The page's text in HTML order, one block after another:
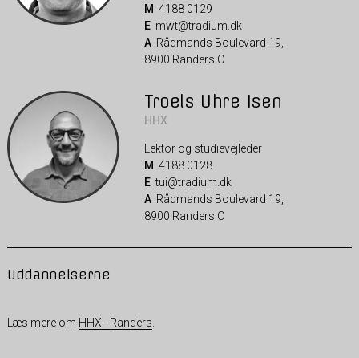
M 4188 0129
E mwt@tradium.dk
ARådmands Boulevard 19,
8900 Randers C
Troels Uhre Isen
HHX
Lektor og studievejleder
M 4188 0128
E tui@tradium.dk
ARådmands Boulevard 19,
8900 Randers C
Uddannelserne
Læs mere om HHX - Randers.